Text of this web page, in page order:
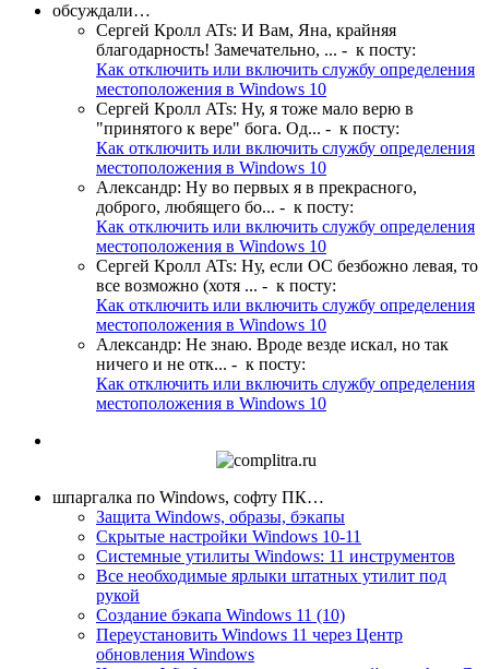
обсуждали…
Сергей Кролл ATs: И Вам, Яна, крайняя
благодарность! Замечательно, ... - к посту:
Как отключить или включить службу определения
местоположения в Windows 10
Сергей Кролл ATs: Ну, я тоже мало верю в
"принятого к вере" бога. Од... - к посту:
Как отключить или включить службу определения
местоположения в Windows 10
Александр: Ну во первых я в прекрасного,
доброго, любящего бо... - к посту:
Как отключить или включить службу определения
местоположения в Windows 10
Сергей Кролл ATs: Ну, если ОС безбожно левая, то
все возможно (хотя ... - к посту:
Как отключить или включить службу определения
местоположения в Windows 10
Александр: Не знаю. Вроде везде искал, но так
ничего и не отк... - к посту:
Как отключить или включить службу определения
местоположения в Windows 10
шпаргалка по Windows, софту ПК…
Защита Windows, образы, бэкапы
Скрытые настройки Windows 10-11
Системные утилиты Windows: 11 инструментов
Все необходимые ярлыки штатных утилит под
рукой
Создание бэкапа Windows 11 (10)
Переустановить Windows 11 через Центр
обновления Windows